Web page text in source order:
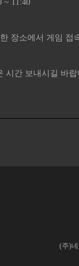
~ 11:40
장소에서 게임 접
시간 보내시길 바랍
(주)